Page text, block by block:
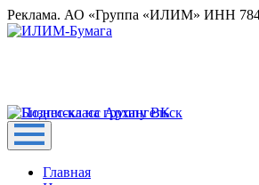
Реклама. АО «Группа «ИЛИМ» ИНН
Главная